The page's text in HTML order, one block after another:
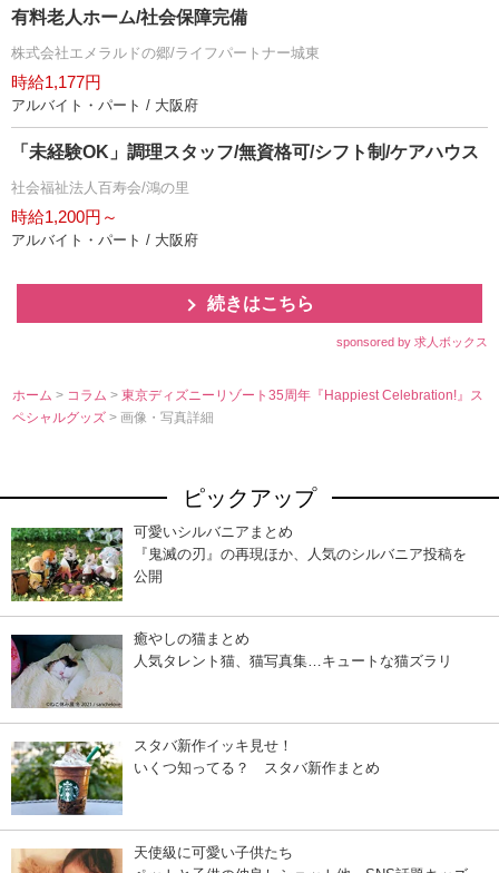
有料老人ホーム/社会保障完備
株式会社エメラルドの郷/ライフパートナー城東
時給1,177円
アルバイト・パート / 大阪府
「未経験OK」調理スタッフ/無資格可/シフト制/ケアハウス
社会福祉法人百寿会/鴻の里
時給1,200円～
アルバイト・パート / 大阪府
続きはこちら
sponsored by 求人ボックス
ホーム > コラム>東京ディズニーリゾート35周年『Happiest Celebration!』ス
ペシャルグッズ> 画像・写真詳細
ピックアップ
可愛いシルバニアまとめ
『鬼滅の刃』の再現ほか、人気のシルバニア投稿を
公開
癒やしの猫まとめ
人気タレント猫、猫写真集…キュートな猫ズラリ
スタバ新作イッキ見せ！
いくつ知ってる？ スタバ新作まとめ
天使級に可愛い子供たち